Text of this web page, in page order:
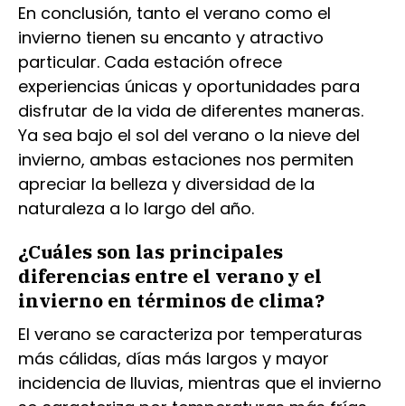
En conclusión, tanto el verano como el
invierno tienen su encanto y atractivo
particular. Cada estación ofrece
experiencias únicas y oportunidades para
disfrutar de la vida de diferentes maneras.
Ya sea bajo el sol del verano o la nieve del
invierno, ambas estaciones nos permiten
apreciar la belleza y diversidad de la
naturaleza a lo largo del año.
¿Cuáles son las principales
diferencias entre el verano y el
invierno en términos de clima?
El verano se caracteriza por temperaturas
más cálidas, días más largos y mayor
incidencia de lluvias, mientras que el invierno